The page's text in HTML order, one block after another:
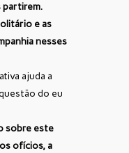
partirem.
e as
nesses
ajuda a
do eu
sobre este
ofícios, a